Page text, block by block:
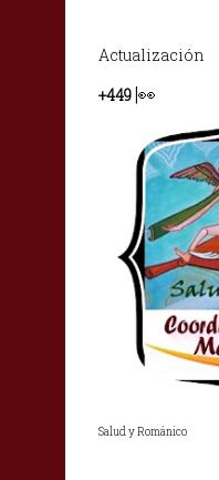
Actualización
+449|👀
Salud y Románico